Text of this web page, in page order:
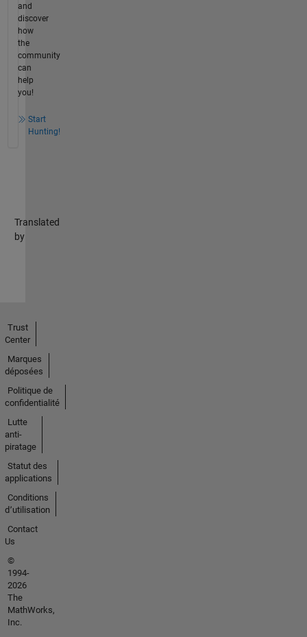
and
discover
how
the
community
can
help
you!
Start
Hunting!
Translated
by
Trust
Center
Marques
déposées
Politique de
confidentialité
Lutte
anti-
piratage
Statut des
applications
Conditions
d՚utilisation
Contact
Us
©
1994-
2026
The
MathWorks,
Inc.